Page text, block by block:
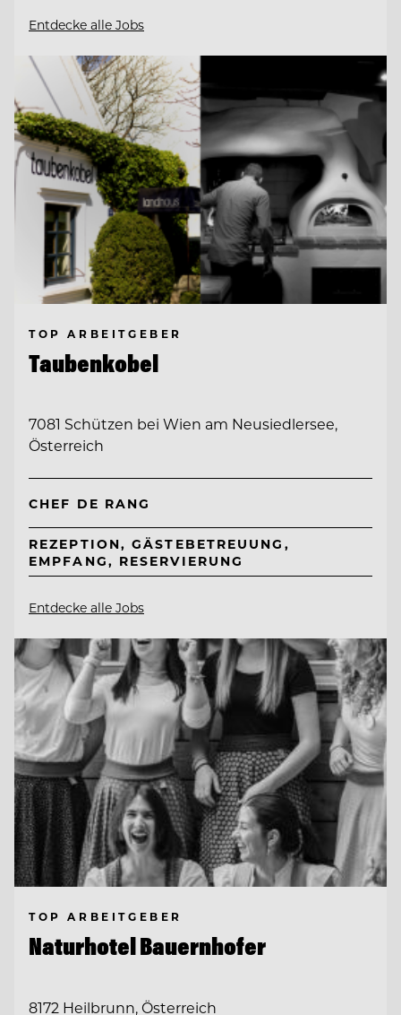
Entdecke alle Jobs
TOP ARBEITGEBER
Taubenkobel
7081 Schützen bei Wien am Neusiedlersee,
Österreich
CHEF DE RANG
REZEPTION, GÄSTEBETREUUNG,
EMPFANG, RESERVIERUNG
Entdecke alle Jobs
TOP ARBEITGEBER
Naturhotel Bauernhofer
8172 Heilbrunn, Österreich